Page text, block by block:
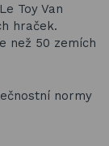
Toy Van
hraček.
než 50 zemích
normy